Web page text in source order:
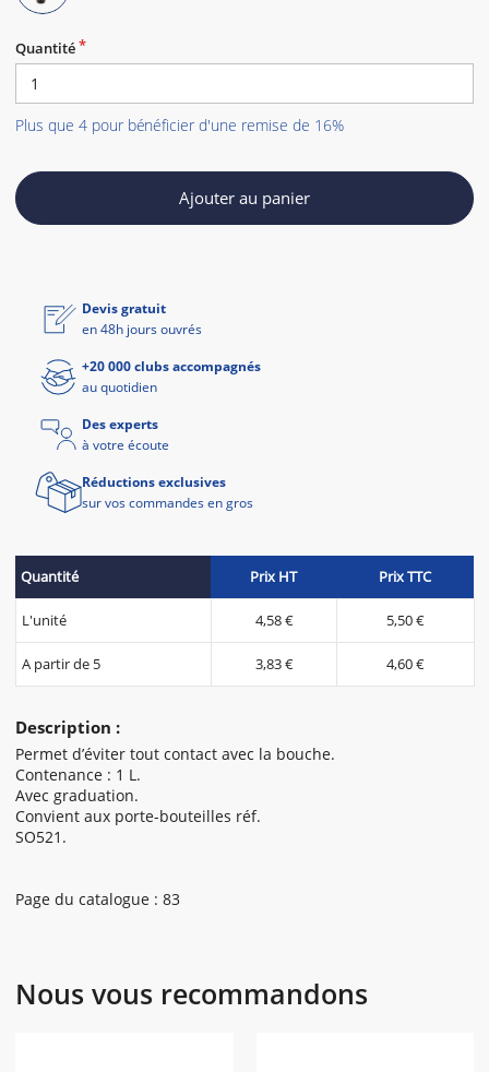
Quantité
Plus que 4 pour bénéficier d'une remise de 16%
Ajouter au panier
Description :
Permet d’éviter tout contact avec la bouche.
Contenance : 1 L.
Avec graduation.
Convient aux porte-bouteilles réf.
SO521.
Page du catalogue : 83
Devis gratuit
en 48h jours ouvrés
+20 000 clubs accompagnés
au quotidien
Des experts
à votre écoute
Réductions exclusives
sur vos commandes en gros
Quantité Prix HT Prix TTC
L'unité 4,58 € 5,50 €
A partir de 5 3,83 € 4,60 €
Nous vous recommandons